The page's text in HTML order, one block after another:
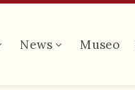
News Museo